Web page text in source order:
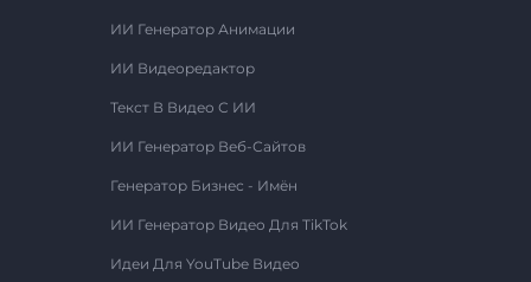
ИИ Генератор Анимации
ИИ Видеоредактор
Текст В Видео С ИИ
ИИ Генератор Веб-Сайтов
Генератор Бизнес - Имён
ИИ Генератор Видео Для TikTok
Идеи Для YouTube Видео